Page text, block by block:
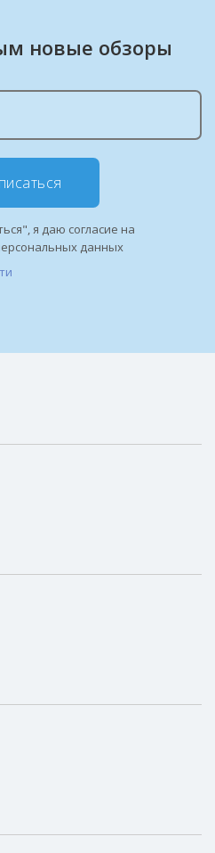
новые обзоры
я даю согласие на
данных